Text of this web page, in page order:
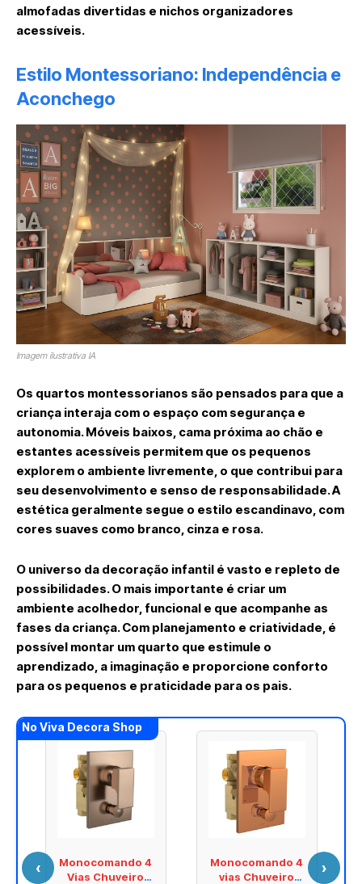
almofadas divertidas e nichos organizadores
acessíveis.
Estilo Montessoriano: Independência e
Aconchego
Imagem ilustrativa IA
Os quartos montessorianos são pensados para que a
criança interaja com o espaço com segurança e
autonomia. Móveis baixos, cama próxima ao chão e
estantes acessíveis permitem que os pequenos
explorem o ambiente livremente, o que contribui para
seu desenvolvimento e senso de responsabilidade. A
estética geralmente segue o estilo escandinavo, com
cores suaves como branco, cinza e rosa.
O universo da decoração infantil é vasto e repleto de
possibilidades. O mais importante é criar um
ambiente acolhedor, funcional e que acompanhe as
fases da criança. Com planejamento e criatividade, é
possível montar um quarto que estimule o
aprendizado, a imaginação e proporcione conforto
para os pequenos e praticidade para os pais.
No Viva Decora Shop
Monocomando 4
Vias Chuveiro
Monocomando 4
vias Chuveiro
‹ ›